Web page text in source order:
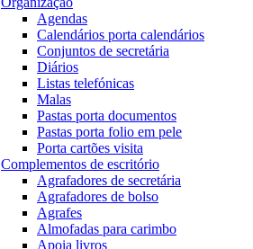
Agendas
Calendários porta calendários
Conjuntos de secretária
Diários
Listas telefónicas
Malas
Pastas porta documentos
Pastas porta folio em pele
Porta cartões visita
Complementos de escritório
Agrafadores de secretária
Agrafadores de bolso
Agrafes
Almofadas para carimbo
Apoia livros